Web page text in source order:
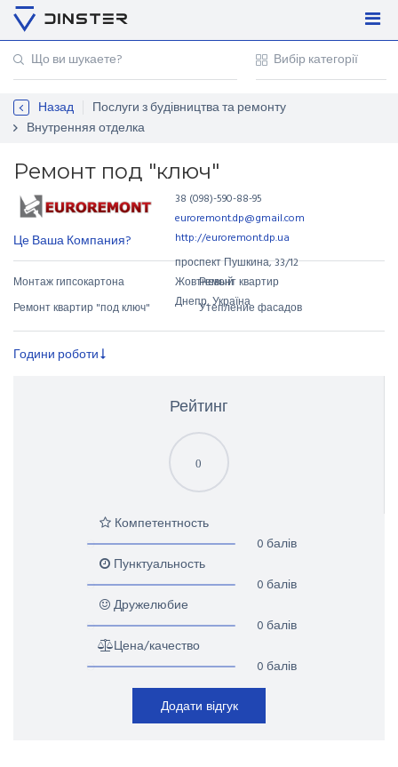
Регістрація
Контакти
Назад
Послуги з будівництва та ремонту
Внутренняя отделка
Ремонт под "ключ"
Це Ваша Компания?
Монтаж гипсокартона
Ремонт квартир
Ремонт квартир "под ключ"
Утепление фасадов
38 (098)-590-88-95
euroremont.dp@gmail.com
http://euroremont.dp.ua
проспект Пушкина,33/12
Жовтневый
Днепр, Україна
Години роботи
Рейтинг
0
Компетентность
0 балів
Пунктуальность
0 балів
Дружелюбие
0 балів
Цена/качество
0 балів
Додати відгук